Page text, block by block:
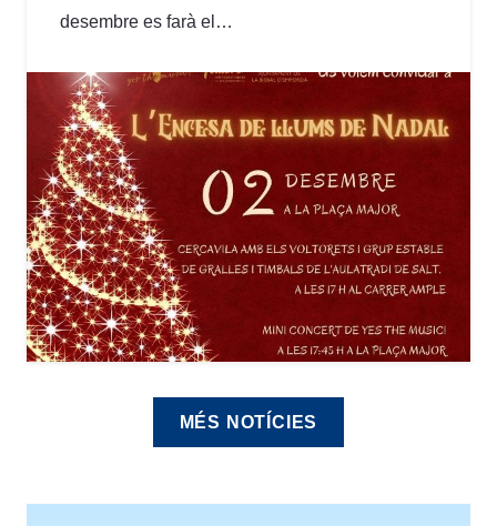
desembre es farà el…
MÉS NOTÍCIES